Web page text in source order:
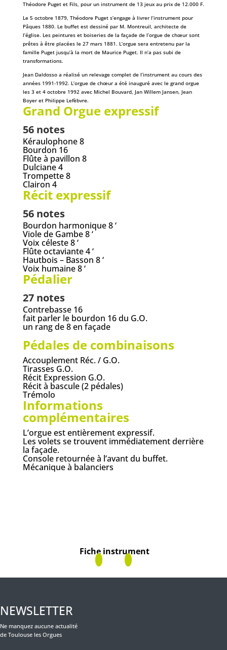
Théodore Puget et Fils, pour un instrument de 13 jeux au prix de 12.000 F.
Le 5 octobre 1879, Théodore Puget s’engage à livrer l’instrument pour
Pâques 1880. Le buffet est dessiné par M. Montreuil, architecte de
l’église. Les peintures et boiseries de la façade de l’orgue de chœur sont
prêtes à être placées le 27 mars 1881. L’orgue sera entretenu par la
famille Puget jusqu’à la mort de Maurice Puget. Il n’a pas subi de
transformations.
Jean Daldosso a réalisé un relevage complet de l’instrument au cours des
années 1991-1992. L’orgue de chœur a été inauguré avec le grand orgue
les 3 et 4 octobre 1992 avec Michel Bouvard, Jan Willem Jansen, Jean
Boyer et Philippe Lefèbvre.
Grand Orgue expressif
56 notes
Kéraulophone 8
Bourdon 16
Flûte à pavillon 8
Dulciane 4
Trompette 8
Clairon 4
Récit expressif
56 notes
Bourdon harmonique 8 ‘
Viole de Gambe 8 ‘
Voix céleste 8 ‘
Flûte octaviante 4 ‘
Hautbois – Basson 8 ‘
Voix humaine 8 ‘
Pédalier
27 notes
Contrebasse 16
fait parler le bourdon 16 du G.O.
un rang de 8 en façade
Pédales de combinaisons
Accouplement Réc. / G.O.
Tirasses G.O.
Récit Expression G.O.
Récit à bascule (2 pédales)
Trémolo
Informations
complémentaires
L’orgue est entièrement expressif.
Les volets se trouvent immédiatement derrière
la façade.
Console retournée à l’avant du buffet.
Mécanique à balanciers
Fiche instrument
NEWSLETTER
Ne manquez aucune actualité
de Toulouse les Orgues